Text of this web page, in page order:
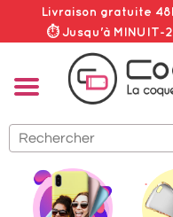
Livraison gratuite
⏱ Jusqu'à MINUIT-